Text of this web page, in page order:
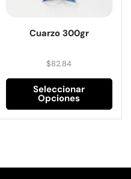
Cuarzo 300gr
$82.84
Seleccionar
Opciones